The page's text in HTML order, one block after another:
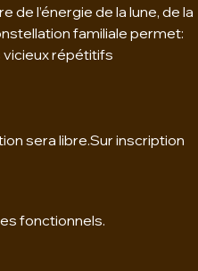
l’énergie de la lune, de la
familiale permet:
vicieux répétitifs
sera libre.Sur inscription
fonctionnels.